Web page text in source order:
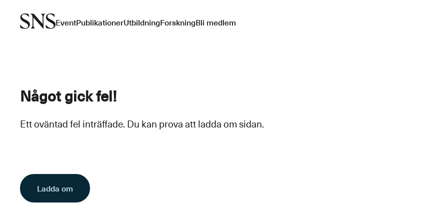
EventPublikationerUtbildningForskningBli medlem
Något gick fel!
Ett oväntad fel inträffade. Du kan prova att ladda om sidan.
Ladda om